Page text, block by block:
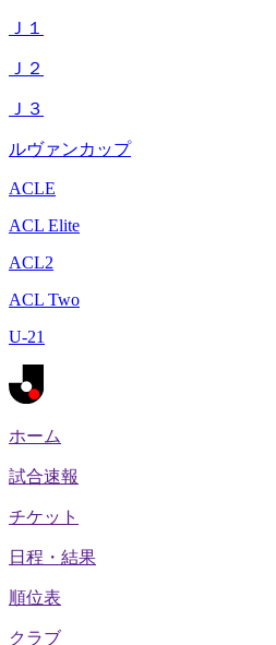
Ｊ１
Ｊ２
Ｊ３
ルヴァンカップ
ACLE
ACL Elite
ACL2
ACL Two
U-21
ホーム
試合速報
チケット
日程・結果
順位表
クラブ